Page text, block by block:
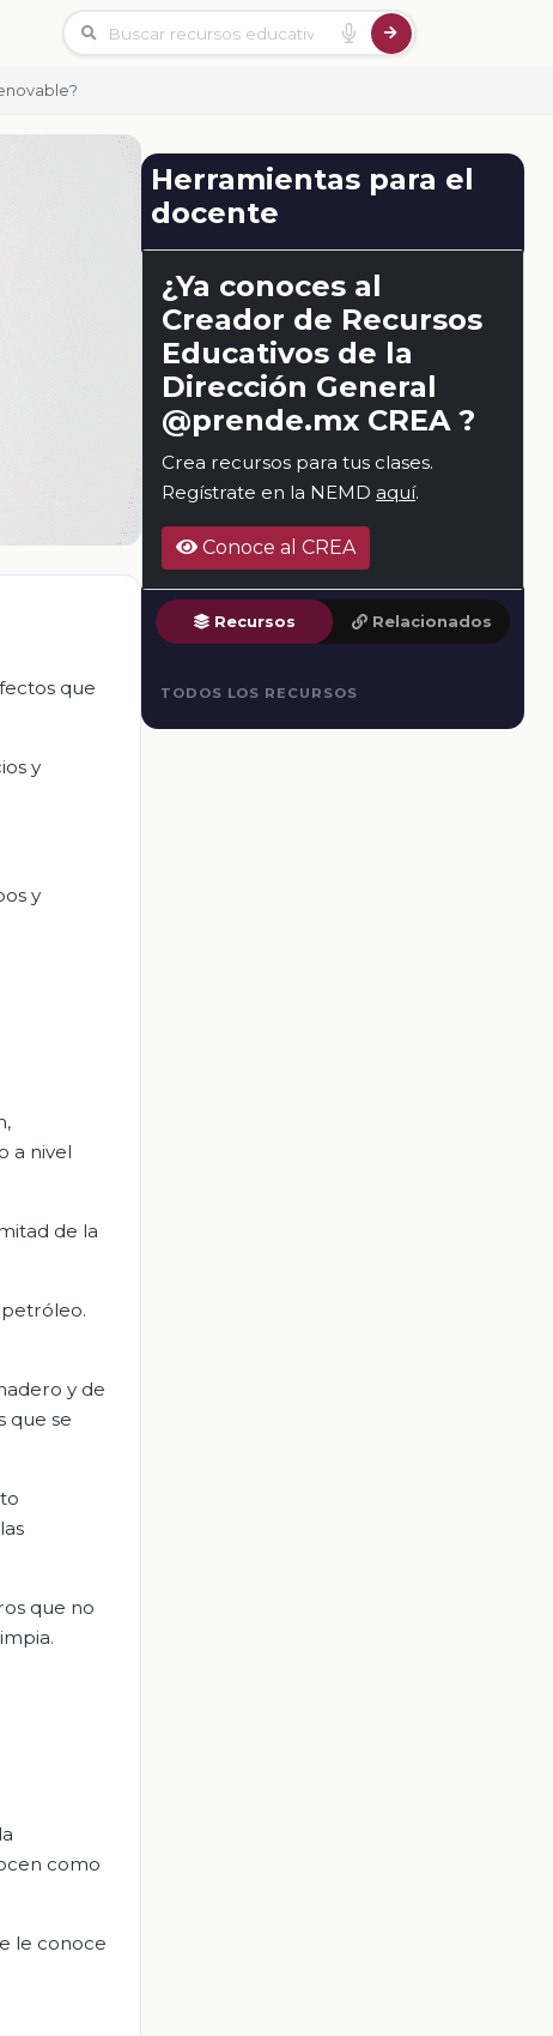
que
y
y
a nivel
de la
y de
que se
que no
como
le conoce
Herramientas para el
docente
¿Ya conoces al
Creador de Recursos
Educativos de la
Dirección General
@prende.mx CREA ?
Crea recursos para tus clases.
Regístrate en la NEMD aquí.
Conoce al CREA
Recursos Relacionados
TODOS LOS RECURSOS